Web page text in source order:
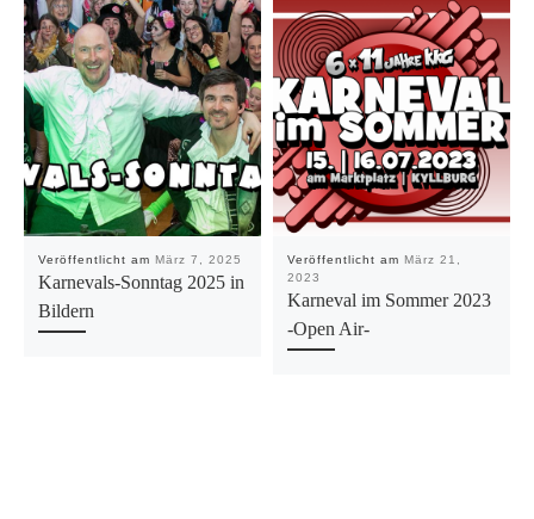
Veröffentlicht am März 7, 2025
Karnevals-Sonntag 2025 in
Bildern
Veröffentlicht am März 21,
2023
Karneval im Sommer 2023
-Open Air-